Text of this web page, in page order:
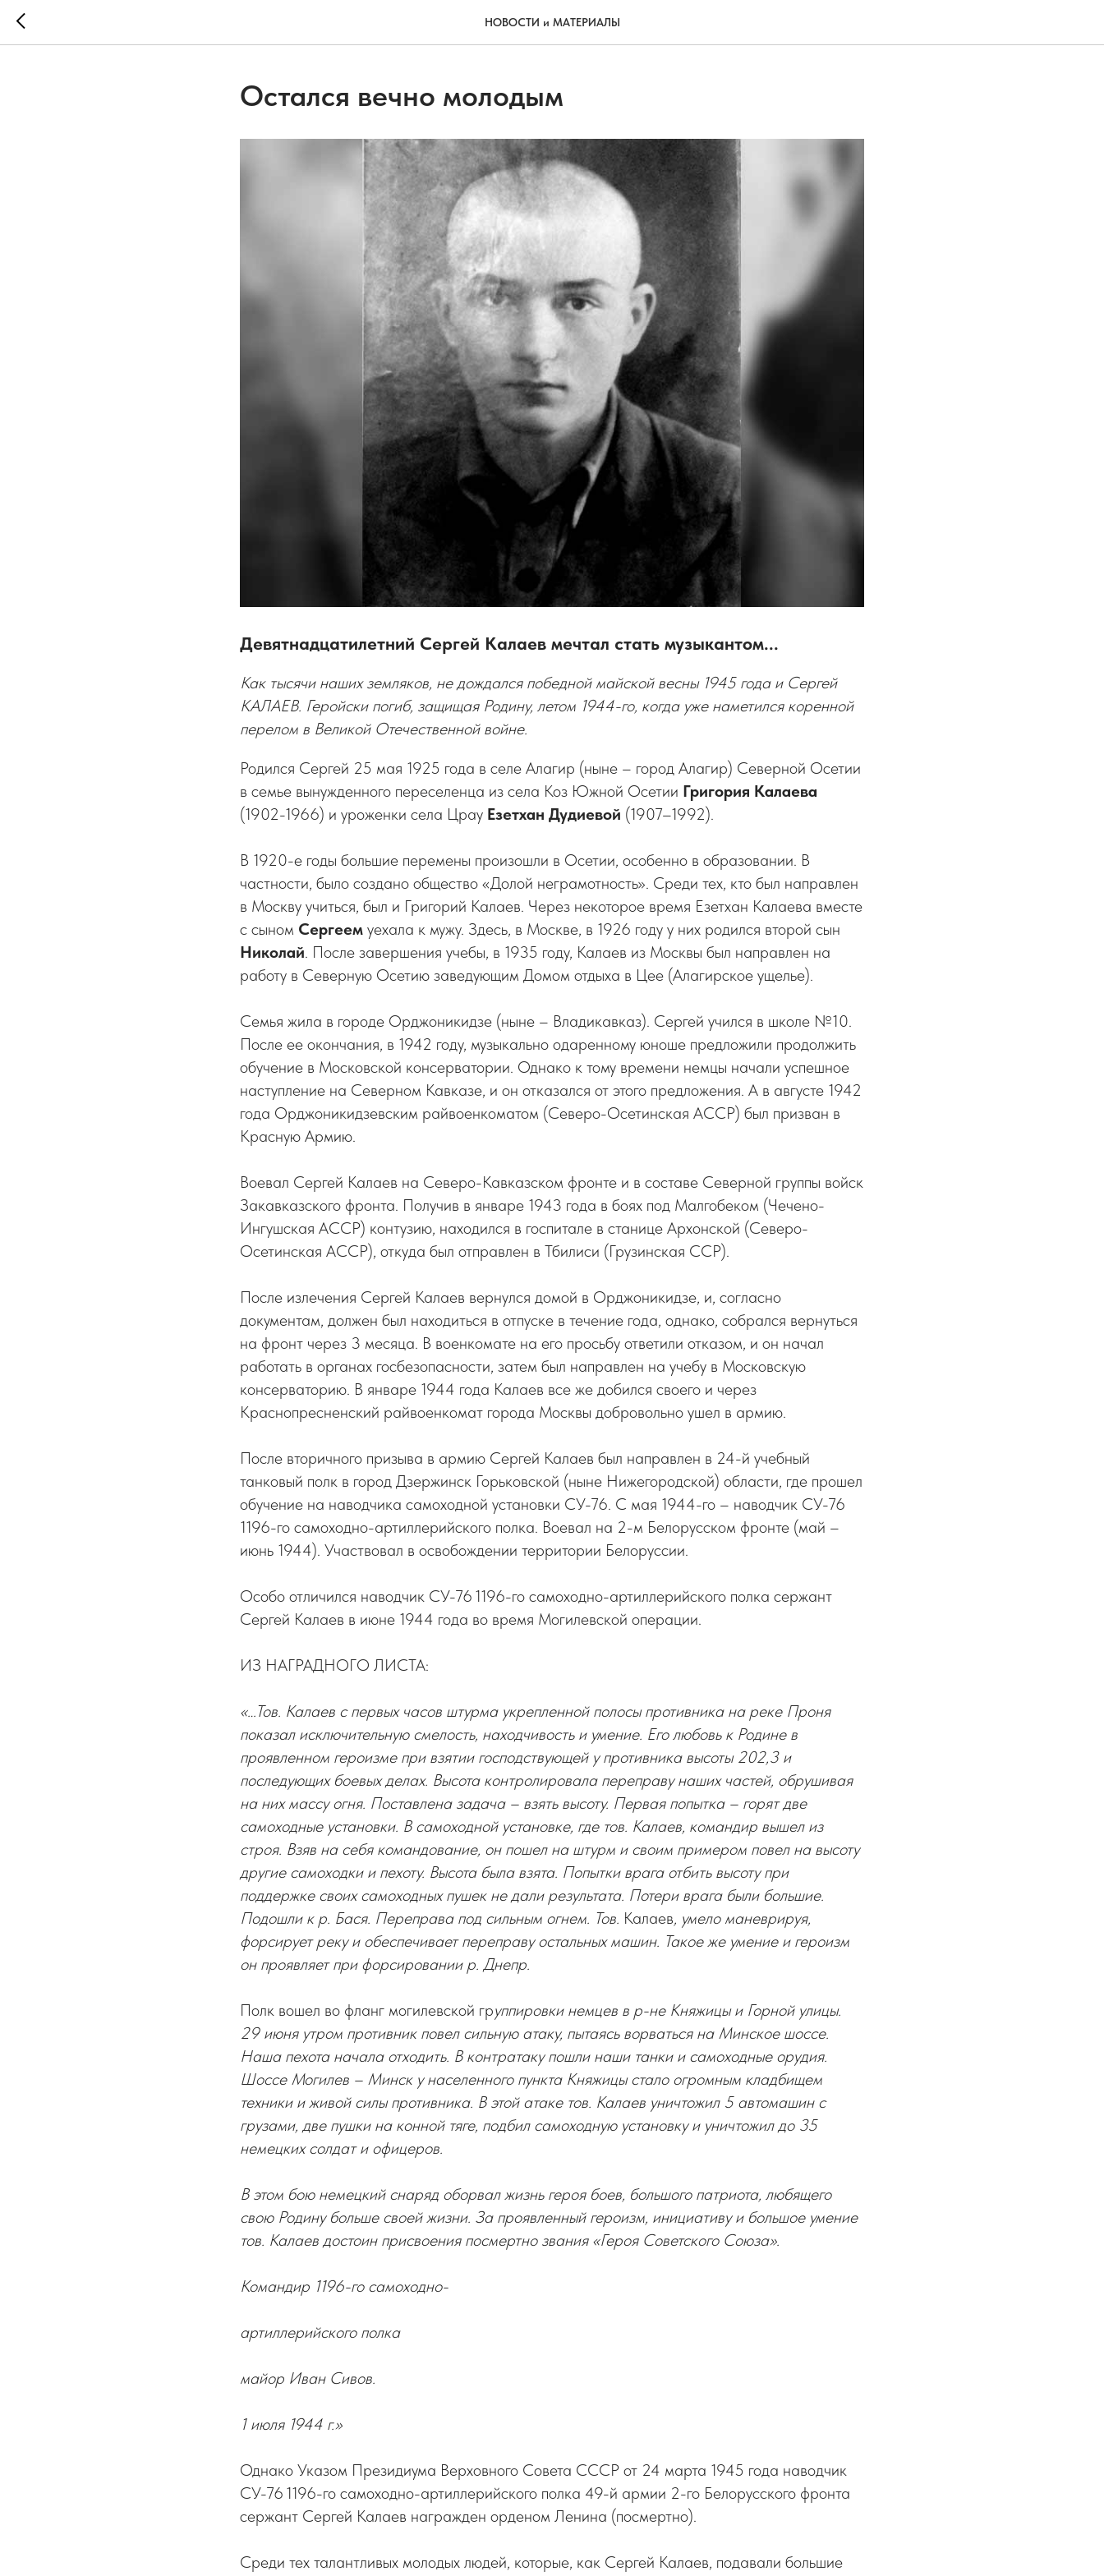
НОВОСТИ и МАТЕРИАЛЫ
Остался вечно молодым
Девятнадцатилетний Сергей Калаев мечтал стать музыкантом...
Как тысячи наших земляков, не дождался победной майской весны 1945 года и Сергей
КАЛАЕВ. Геройски погиб, защищая Родину, летом 1944-го, когда уже наметился коренной
перелом в Великой Отечественной войне.
Родился Сергей 25 мая 1925 года в селе Алагир (ныне – город Алагир) Северной Осетии
в семье вынужденного переселенца из села Коз Южной Осетии Григория Калаева
(1902-1966) и уроженки села Црау Езетхан Дудиевой (1907–1992).
В 1920-е годы большие перемены произошли в Осетии, особенно в образовании. В
частности, было создано общество «Долой неграмотность». Среди тех, кто был направлен
в Москву учиться, был и Григорий Калаев. Через некоторое время Езетхан Калаева вместе
с сыном Сергеем уехала к мужу. Здесь, в Москве, в 1926 году у них родился второй сын
Николай. После завершения учебы, в 1935 году, Калаев из Москвы был направлен на
работу в Северную Осетию заведующим Домом отдыха в Цее (Алагирское ущелье).
Семья жила в городе Орджоникидзе (ныне – Владикавказ). Сергей учился в школе №10.
После ее окончания, в 1942 году, музыкально одаренному юноше предложили продолжить
обучение в Московской консерватории. Однако к тому времени немцы начали успешное
наступление на Северном Кавказе, и он отказался от этого предложения. А в августе 1942
года Орджоникидзевским райвоенкоматом (Северо-Осетинская АССР) был призван в
Красную Армию.
Воевал Сергей Калаев на Северо-Кавказском фронте и в составе Северной группы войск
Закавказского фронта. Получив в январе 1943 года в боях под Малгобеком (Чечено-
Ингушская АССР) контузию, находился в госпитале в станице Архонской (Северо-
Осетинская АССР), откуда был отправлен в Тбилиси (Грузинская ССР).
После излечения Сергей Калаев вернулся домой в Орджоникидзе, и, согласно
документам, должен был находиться в отпуске в течение года, однако, собрался вернуться
на фронт через 3 месяца. В военкомате на его просьбу ответили отказом, и он начал
работать в органах госбезопасности, затем был направлен на учебу в Московскую
консерваторию. В январе 1944 года Калаев все же добился своего и через
Краснопресненский райвоенкомат города Москвы добровольно ушел в армию.
После вторичного призыва в армию Сергей Калаев был направлен в 24-й учебный
танковый полк в город Дзержинск Горьковской (ныне Нижегородской) области, где прошел
обучение на наводчика самоходной установки СУ-76. С мая 1944-го – наводчик СУ-76
1196-го самоходно-артиллерийского полка. Воевал на 2-м Белорусском фронте (май –
июнь 1944). Участвовал в освобождении территории Белоруссии.
Особо отличился наводчик СУ-76 1196-го самоходно-артиллерийского полка сержант
Сергей Калаев в июне 1944 года во время Могилевской операции.
ИЗ НАГРАДНОГО ЛИСТА:
«…Тов. Калаев с первых часов штурма укрепленной полосы противника на реке Проня
показал исключительную смелость, находчивость и умение. Его любовь к Родине в
проявленном героизме при взятии господствующей у противника высоты 202,3 и
последующих боевых делах. Высота контролировала переправу наших частей, обрушивая
на них массу огня. Поставлена задача – взять высоту. Первая попытка – горят две
самоходные установки. В самоходной установке, где тов. Калаев, командир вышел из
строя. Взяв на себя командование, он пошел на штурм и своим примером повел на высоту
другие самоходки и пехоту. Высота была взята. Попытки врага отбить высоту при
поддержке своих самоходных пушек не дали результата. Потери врага были большие.
Подошли к р. Бася. Переправа под сильным огнем. Тов. Калаев, умело маневрируя,
форсирует реку и обеспечивает переправу остальных машин. Такое же умение и героизм
он проявляет при форсировании р. Днепр.
Полк вошел во фланг могилевской группировки немцев в р-не Княжицы и Горной улицы.
29 июня утром противник повел сильную атаку, пытаясь ворваться на Минское шоссе.
Наша пехота начала отходить. В контратаку пошли наши танки и самоходные орудия.
Шоссе Могилев – Минск у населенного пункта Княжицы стало огромным кладбищем
техники и живой силы противника. В этой атаке тов. Калаев уничтожил 5 автомашин с
грузами, две пушки на конной тяге, подбил самоходную установку и уничтожил до 35
немецких солдат и офицеров.
В этом бою немецкий снаряд оборвал жизнь героя боев, большого патриота, любящего
свою Родину больше своей жизни. За проявленный героизм, инициативу и большое умение
тов. Калаев достоин присвоения посмертно звания «Героя Советского Союза».
Командир 1196-го самоходно-
артиллерийского полка
майор Иван Сивов.
1 июля 1944 г.»
Однако Указом Президиума Верховного Совета СССР от 24 марта 1945 года наводчик
СУ-76 1196-го самоходно-артиллерийского полка 49-й армии 2-го Белорусского фронта
сержант Сергей Калаев награжден орденом Ленина (посмертно).
Среди тех талантливых молодых людей, которые, как Сергей Калаев, подавали большие